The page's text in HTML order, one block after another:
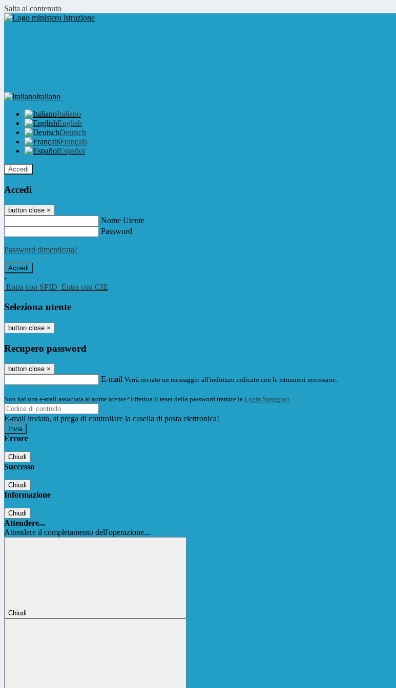
Salta al contenuto
Italiano
Italiano
English
Deutsch
Français
Español
Accedi
Accedi
button close ×
Nome Utente
Password
Password dimenticata?
-
Entra con SPID Entra con CIE
Seleziona utente
button close ×
Recupero password
button close ×
E-mail Verrà inviato un messaggio all'indirizzo indicato con le istruzioni necessarie.
Non hai una e-mail associata al nome utente? Effettua il reset della password tramite la Login Spaggiari
E-mail inviata, si prega di controllare la casella di posta elettronica!
Errore
Chiudi
Successo
Chiudi
Informazione
Chiudi
Attendere...
Attendere il completamento dell'operazione...
Chiudi